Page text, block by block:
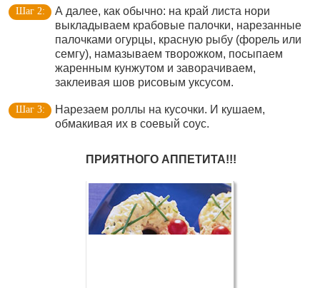
А далее, как обычно: на край листа нори
выкладываем крабовые палочки, нарезанные
палочками огурцы, красную рыбу (форель или
семгу), намазываем творожком, посыпаем
жаренным кунжутом и заворачиваем,
заклеивая шов рисовым уксусом.
Нарезаем роллы на кусочки. И кушаем,
обмакивая их в соевый соус.
ПРИЯТНОГО АППЕТИТА!!!